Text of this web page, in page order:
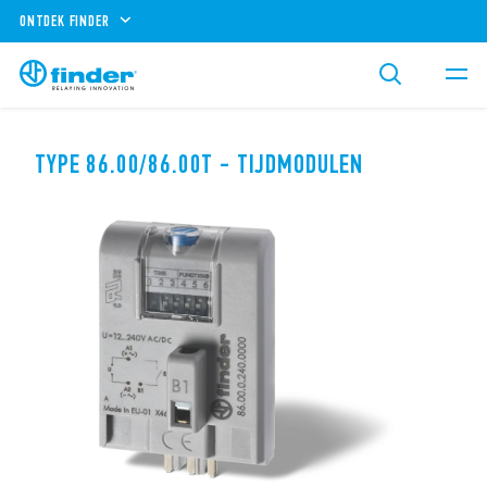
ONTDEK FINDER
TYPE 86.00/86.00T - TIJDMODULEN